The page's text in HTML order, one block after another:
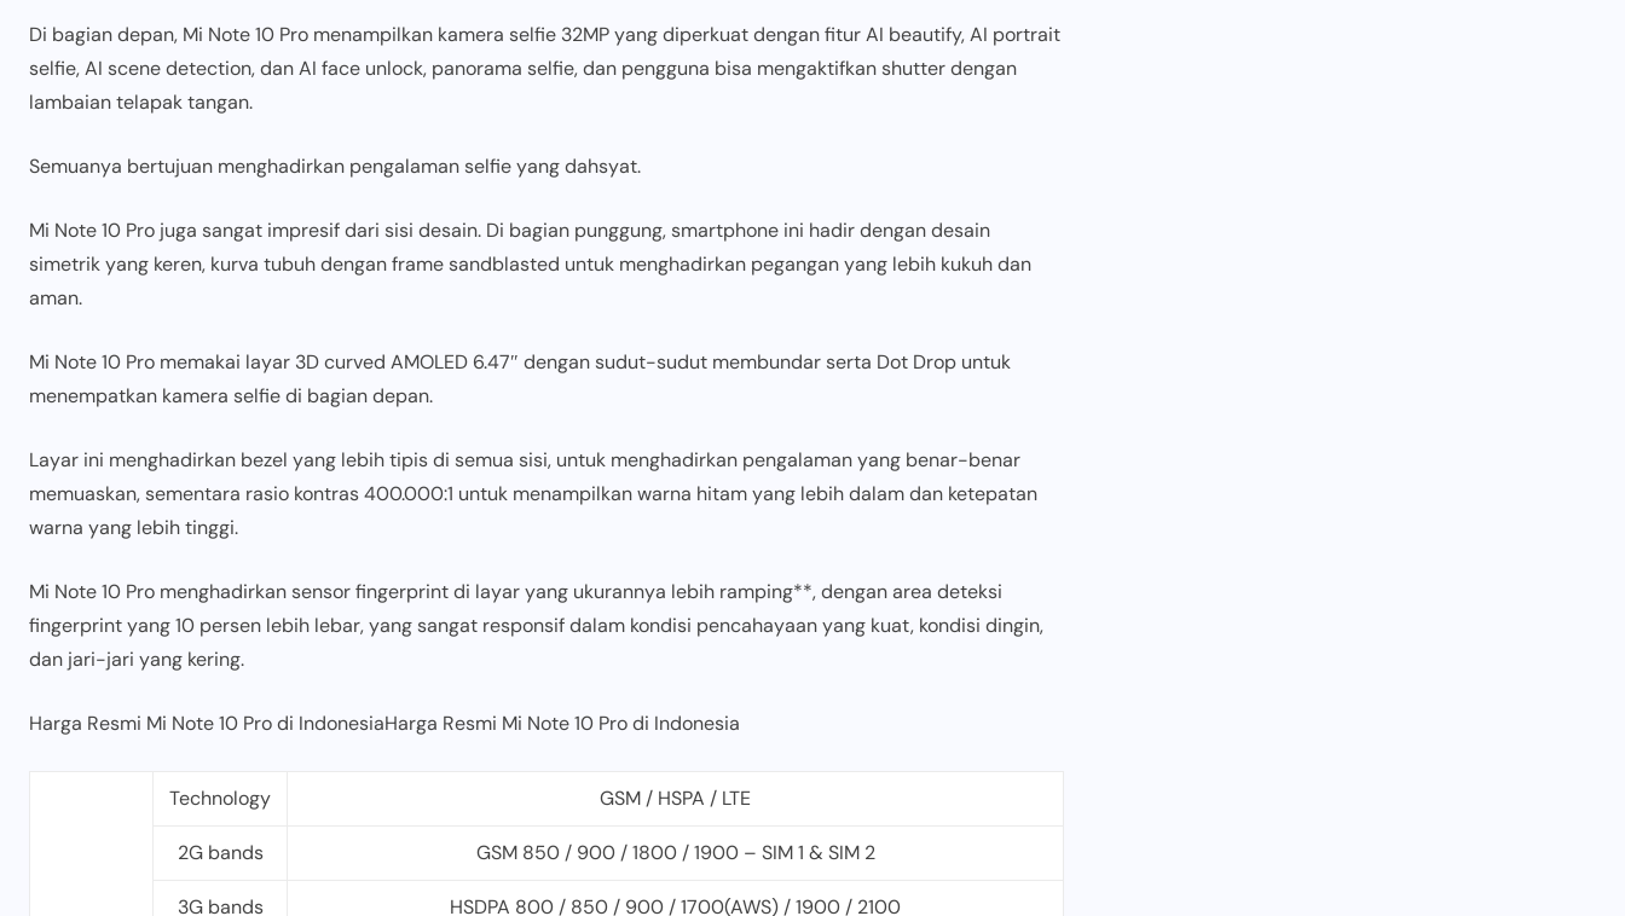
Di bagian depan, Mi Note 10 Pro menampilkan kamera selfie 32MP yang diperkuat dengan fitur AI beautify, AI portrait
selfie, AI scene detection, dan AI face unlock, panorama selfie, dan pengguna bisa mengaktifkan shutter dengan
lambaian telapak tangan.
Semuanya bertujuan menghadirkan pengalaman selfie yang dahsyat.
Mi Note 10 Pro juga sangat impresif dari sisi desain. Di bagian punggung, smartphone ini hadir dengan desain
simetrik yang keren, kurva tubuh dengan frame sandblasted untuk menghadirkan pegangan yang lebih kukuh dan
aman.
Mi Note 10 Pro memakai layar 3D curved AMOLED 6.47″ dengan sudut-sudut membundar serta Dot Drop untuk
menempatkan kamera selfie di bagian depan.
Layar ini menghadirkan bezel yang lebih tipis di semua sisi, untuk menghadirkan pengalaman yang benar-benar
memuaskan, sementara rasio kontras 400.000:1 untuk menampilkan warna hitam yang lebih dalam dan ketepatan
warna yang lebih tinggi.
Mi Note 10 Pro menghadirkan sensor fingerprint di layar yang ukurannya lebih ramping**, dengan area deteksi
fingerprint yang 10 persen lebih lebar, yang sangat responsif dalam kondisi pencahayaan yang kuat, kondisi dingin,
dan jari-jari yang kering.
Harga Resmi Mi Note 10 Pro di IndonesiaHarga Resmi Mi Note 10 Pro di Indonesia
Technology GSM / HSPA / LTE
2G bands GSM 850 / 900 / 1800 / 1900 – SIM 1 & SIM 2
3G bands HSDPA 800 / 850 / 900 / 1700(AWS) / 1900 / 2100